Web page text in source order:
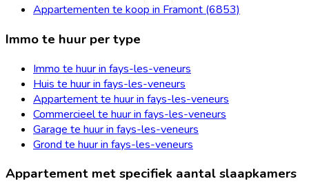
Appartementen te koop in Framont (6853)
Immo te huur per type
Immo te huur in fays-les-veneurs
Huis te huur in fays-les-veneurs
Appartement te huur in fays-les-veneurs
Commercieel te huur in fays-les-veneurs
Garage te huur in fays-les-veneurs
Grond te huur in fays-les-veneurs
Appartement met specifiek aantal slaapkamers